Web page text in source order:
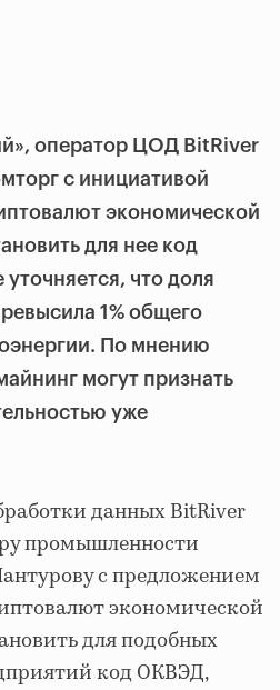
оператор ЦОД BitRiver
с инициативой
экономической
для нее код
что доля
1% общего
По мнению
могут признать
уже
данных BitRiver
промышленности
с предложением
экономической
для подобных
код ОКВЭД,